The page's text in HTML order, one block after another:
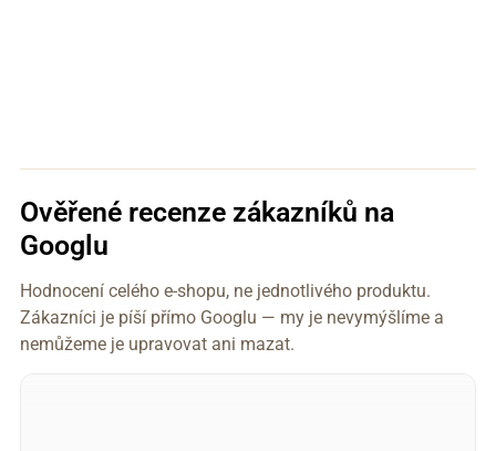
Ověřené recenze zákazníků na
Googlu
Hodnocení celého e-shopu, ne jednotlivého produktu.
Zákazníci je píší přímo Googlu — my je nevymýšlíme a
nemůžeme je upravovat ani mazat.